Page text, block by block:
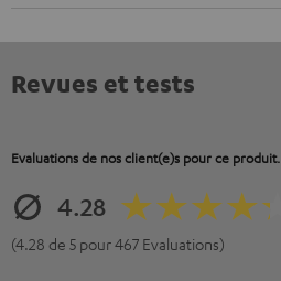
Revues et tests
Evaluations de nos client(e)s pour ce produit.
4.28
(4.28 de 5 pour 467 Evaluations)